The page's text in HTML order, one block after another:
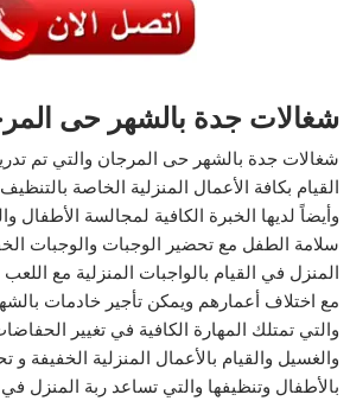
شغالات جدة بالشهر حى
شغالات جدة بالشهر حى المرجان والتي تم
القيام بكافة الأعمال المنزلية الخاصة
وأيضاً لديها الخبرة الكافية لمجالسة
سلامة الطفل مع تحضير الوجبات والوجبات
المنزل في القيام بالواجبات المنزلية مع
مع اختلاف أعمارهم ويمكن تأجير خادمات
والتي تمتلك المهارة الكافية في تغيير
والغسيل والقيام بالأعمال المنزلية الخفيفة
بالأطفال وتنظيفها والتي تساعد ربة المنزل